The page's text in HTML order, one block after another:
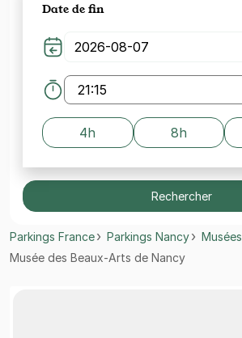
Date de fin
4h 8h
Rechercher
Parkings France Parkings Nancy
Musées
Musée des Beaux-Arts de Nancy